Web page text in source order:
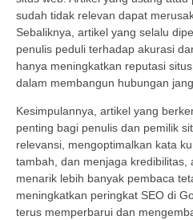
sudah tidak relevan dapat
Sebaliknya, artikel yang selalu
penulis peduli terhadap akurasi
hanya meningkatkan reputasi
dalam membangun hubungan
Kesimpulannya, artikel yang
penting bagi penulis dan pemilik
relevansi, mengoptimalkan kata
tambah, dan menjaga kredibilitas,
menarik lebih banyak pembaca
meningkatkan peringkat SEO di
terus memperbarui dan